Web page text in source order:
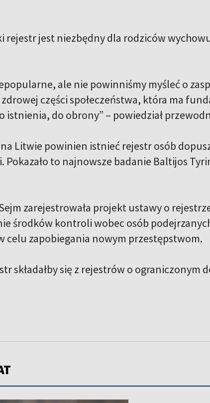
rejestr jest niezbędny dla rodziców
ale nie powinniśmy myśleć o
części społeczeństwa, która ma
istnienia, do obrony” – powiedział
Litwie powinien istnieć rejestr osób
Pokazało to najnowsze badanie Baltijos
zarejestrowała projekt ustawy o
środków kontroli wobec osób
celu zapobiegania nowym przestępstwom.
składałby się z rejestrów o ograniczonym